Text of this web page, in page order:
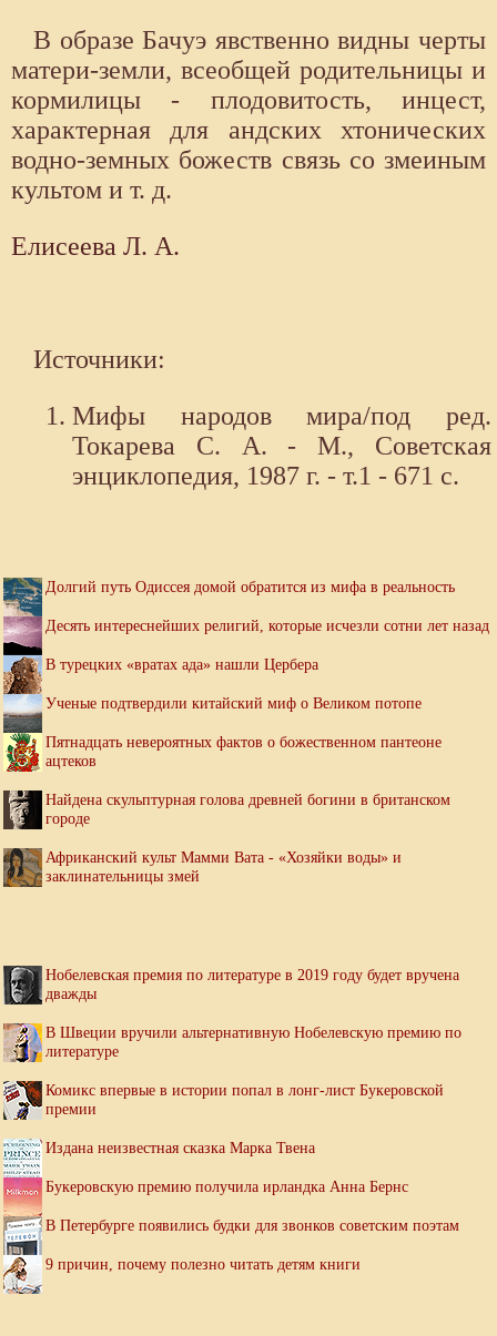
В образе Бачуэ явственно видны черты
матери-земли, всеобщей родительницы и
кормилицы - плодовитость, инцест,
характерная для андских хтонических
водно-земных божеств связь со змеиным
культом и т. д.
Елисеева Л. А.
Источники:
Мифы народов мира/под ред.
Токарева С. А. - М., Советская
энциклопедия, 1987 г. - т.1 - 671 с.
Долгий путь Одиссея домой обратится из мифа в реальность
Десять интереснейших религий, которые исчезли сотни лет назад
В турецких «вратах ада» нашли Цербера
Ученые подтвердили китайский миф о Великом потопе
Пятнадцать невероятных фактов о божественном пантеоне
ацтеков
Найдена скульптурная голова древней богини в британском
городе
Африканский культ Мамми Вата - «Хозяйки воды» и
заклинательницы змей
Нобелевская премия по литературе в 2019 году будет вручена
дважды
В Швеции вручили альтернативную Нобелевскую премию по
литературе
Комикс впервые в истории попал в лонг-лист Букеровской
премии
Издана неизвестная сказка Марка Твена
Букеровскую премию получила ирландка Анна Бернс
В Петербурге появились будки для звонков советским поэтам
9 причин, почему полезно читать детям книги